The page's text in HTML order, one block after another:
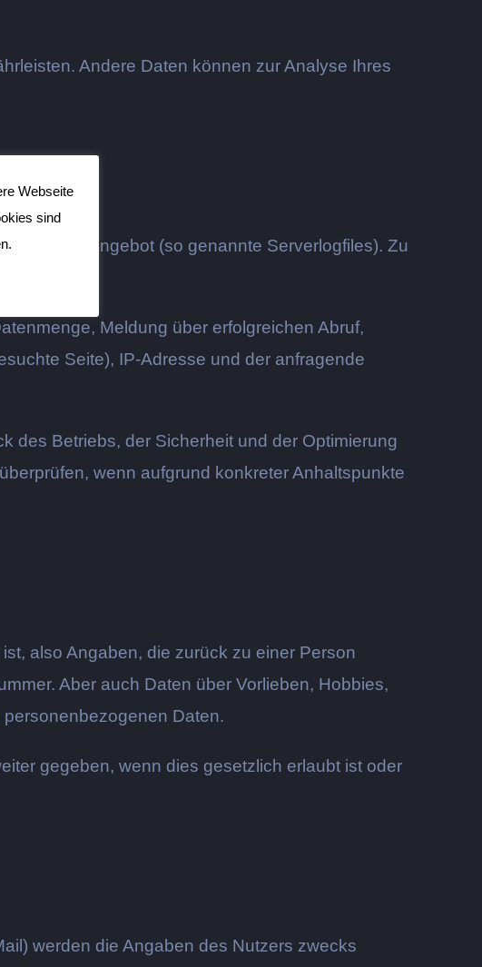
Andere Daten können zur Analyse Ihres
auf das Angebot (so genannte Serverlogfiles). Zu
Meldung über erfolgreichen Abruf,
Seite), IP-Adresse und der anfragende
des Betriebs, der Sicherheit und der Optimierung
wenn aufgrund konkreter Anhaltspunkte
also Angaben, die zurück zu einer Person
Aber auch Daten über Vorlieben, Hobbies,
Daten.
gegeben, wenn dies gesetzlich erlaubt ist oder
werden die Angaben des Nutzers zwecks
Webseite
sind